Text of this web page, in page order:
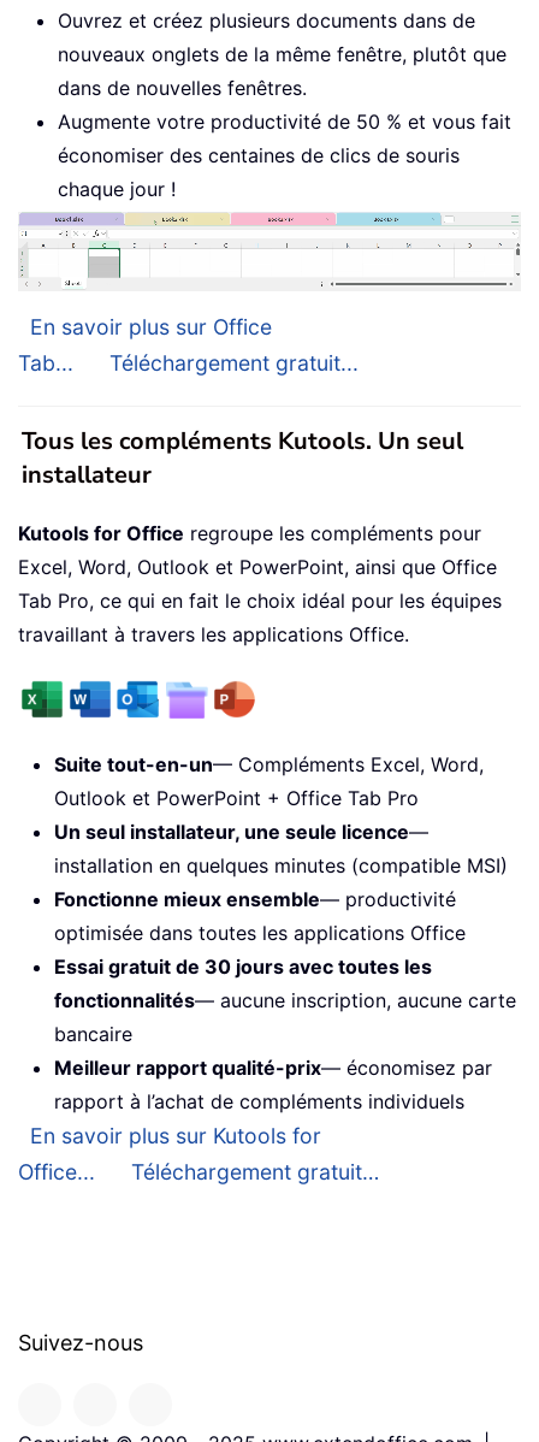
Ouvrez et créez plusieurs documents dans de
nouveaux onglets de la même fenêtre, plutôt que
dans de nouvelles fenêtres.
Augmente votre productivité de 50 % et vous fait
économiser des centaines de clics de souris
chaque jour !
En savoir plus sur Office
Tab...
Téléchargement gratuit...
Tous les compléments Kutools. Un seul
installateur
Kutools for Office regroupe les compléments pour
Excel, Word, Outlook et PowerPoint, ainsi que Office
Tab Pro, ce qui en fait le choix idéal pour les équipes
travaillant à travers les applications Office.
Suite tout-en-un— Compléments Excel, Word,
Outlook et PowerPoint + Office Tab Pro
Un seul installateur, une seule licence—
installation en quelques minutes (compatible MSI)
Fonctionne mieux ensemble— productivité
optimisée dans toutes les applications Office
Essai gratuit de 30 jours avec toutes les
fonctionnalités— aucune inscription, aucune carte
bancaire
Meilleur rapport qualité-prix— économisez par
rapport à l’achat de compléments individuels
En savoir plus sur Kutools for
Office...
Téléchargement gratuit…
Suivez-nous